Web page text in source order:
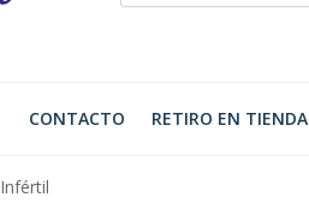
CONTACTO RETIRO EN TIENDA
Infértil